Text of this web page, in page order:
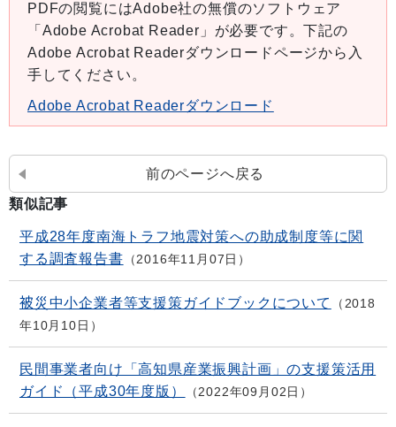
PDFの閲覧にはAdobe社の無償のソフトウェア
「Adobe Acrobat Reader」が必要です。下記の
Adobe Acrobat Readerダウンロードページから入
手してください。
Adobe Acrobat Readerダウンロード
前のページへ戻る
類似記事
平成28年度南海トラフ地震対策への助成制度等に関
する調査報告書
2016年11月07日
被災中小企業者等支援策ガイドブックについて
2018
年10月10日
民間事業者向け「高知県産業振興計画」の支援策活用
ガイド（平成30年度版）
2022年09月02日